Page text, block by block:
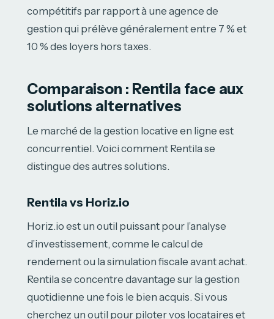
compétitifs par rapport à une agence de
gestion qui prélève généralement entre 7 % et
10 % des loyers hors taxes.
Comparaison : Rentila face aux
solutions alternatives
Le marché de la gestion locative en ligne est
concurrentiel. Voici comment Rentila se
distingue des autres solutions.
Rentila vs Horiz.io
Horiz.io est un outil puissant pour l’analyse
d’investissement, comme le calcul de
rendement ou la simulation fiscale avant achat.
Rentila se concentre davantage sur la gestion
quotidienne une fois le bien acquis. Si vous
cherchez un outil pour piloter vos locataires et